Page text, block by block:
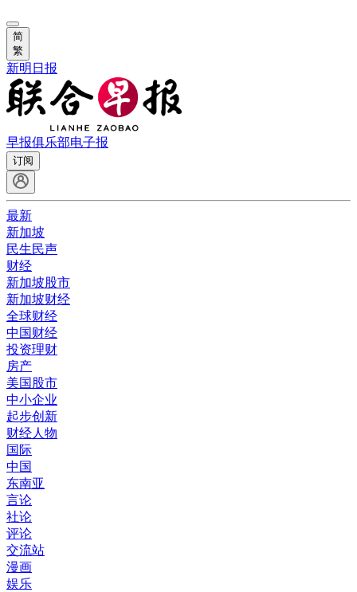
简
繁
新明日报
早报俱乐部电子报
订阅
最新
新加坡
民生民声
财经
新加坡股市
新加坡财经
全球财经
中国财经
投资理财
房产
美国股市
中小企业
起步创新
财经人物
国际
中国
东南亚
言论
社论
评论
交流站
漫画
娱乐